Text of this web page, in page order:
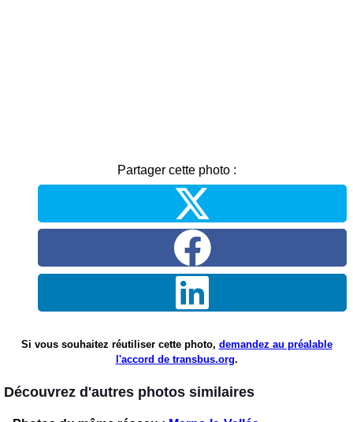
Partager cette photo :
Si vous souhaitez réutiliser cette photo, demandez au préalable
l'accord de transbus.org.
Découvrez d'autres photos similaires